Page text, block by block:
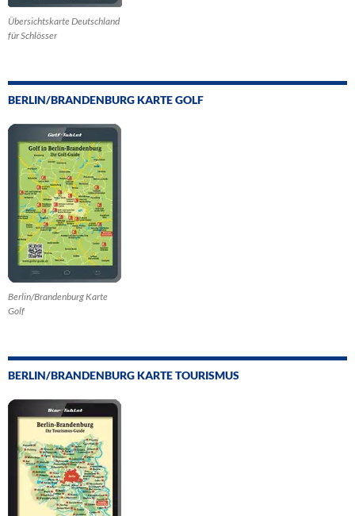
Übersichtskarte Deutschland
für Schlösser
BERLIN/BRANDENBURG KARTE GOLF
Berlin/Brandenburg Karte
Golf
BERLIN/BRANDENBURG KARTE TOURISMUS